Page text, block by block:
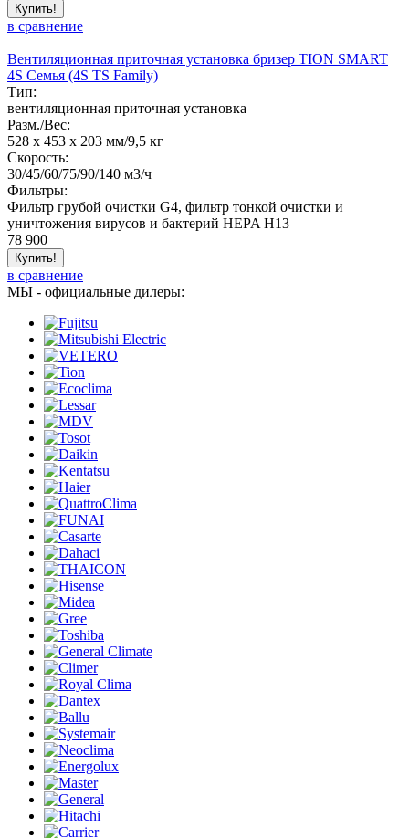
Купить!
в сравнение
Вентиляционная приточная установка бризер TION SMART
4S Семья (4S TS Family)
Тип:
вентиляционная приточная установка
Разм./Вес:
528 х 453 х 203 мм/9,5 кг
Скорость:
30/45/60/75/90/140 м3/ч
Фильтры:
Фильтр грубой очистки G4, фильтр тонкой очистки и
уничтожения вирусов и бактерий HEPA H13
78 900
Купить!
в сравнение
МЫ - официальные дилеры: